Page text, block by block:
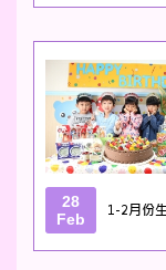
28
Feb
1-2月份